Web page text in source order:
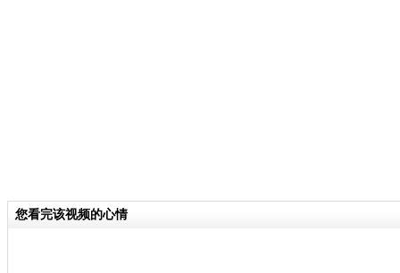
您看完该视频的心情